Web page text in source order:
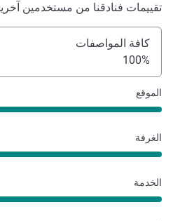
تقييمات فنادقنا من مستخدمين
كافة المواصفات
100%
الموقع
الغرفة
الخدمة